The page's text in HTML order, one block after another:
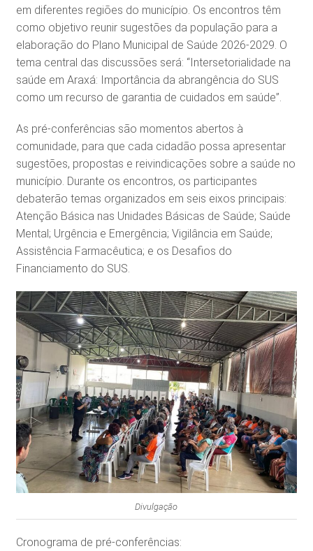
em diferentes regiões do município. Os encontros têm
como objetivo reunir sugestões da população para a
elaboração do Plano Municipal de Saúde 2026-2029. O
tema central das discussões será: “Intersetorialidade na
saúde em Araxá: Importância da abrangência do SUS
como um recurso de garantia de cuidados em saúde”.
As pré-conferências são momentos abertos à
comunidade, para que cada cidadão possa apresentar
sugestões, propostas e reivindicações sobre a saúde no
município. Durante os encontros, os participantes
debaterão temas organizados em seis eixos principais:
Atenção Básica nas Unidades Básicas de Saúde; Saúde
Mental; Urgência e Emergência; Vigilância em Saúde;
Assistência Farmacêutica; e os Desafios do
Financiamento do SUS.
Divulgação
Cronograma de pré-conferências: